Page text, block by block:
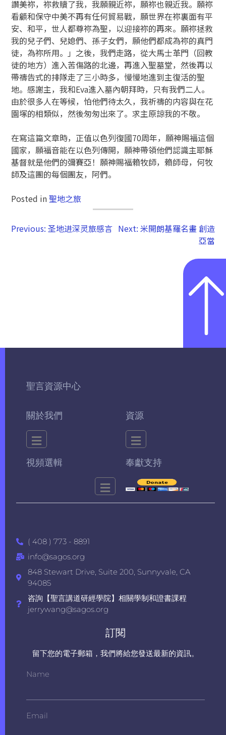
讚美祢，祢救贖了我，我願親近祢，願祢也親近我。願祢
看顧和保守中美不再有任何貿易戰，願世界在祢裏面有平
安、和平，世人都尊祢為聖，以迎接祢的再來。願祢拯救
我的兒子們、兒媳們、孫子女們，願他們都成為祢的真門
徒，為祢所用。」之後，我們走路，從大馬士革門（回教
徒的地方）進入苦傷路的北邊，再進入聖墓堂，然後再以
帶禱告式的排隊走了三小時多，慢慢地進到主復活的聖
地。感謝主，我和Eva進入墓內朝拜時，只有我們二人。
由於很多人在等候，怕他們待太久，我祈禱的内容與在花
園塚的相類似，然後匆匆出來了。求主原諒我的不敬。
在寫這篇文章時，正值以色列復國70周年，願神賜福這個
國家，願福音能在以色列傳開，願神帶領他們認識主耶穌
基督就是他們的彌賽亞！願神賜福賴牧師，賴師母，何牧
師及這團的每個團友，阿們。
Posted in聖地之旅
Previous: 圣地进深灵旅感言 Next: 米開朗基羅名畫 創造
亞當
聖言資源中心
關於我們 資源
視頻選輯 奉獻支持
( 408 ) 773 - 8891
info@sagos.org
848 Stewart Drive, Suite 200, Sunnyvale, CA
94085
咨詢【聖言講道研經學院】相關學制和證書課程
jerrywang@sagos.org
訂閱
留下您的電子郵箱，我們將給您發送最新的資訊。
Name
Email